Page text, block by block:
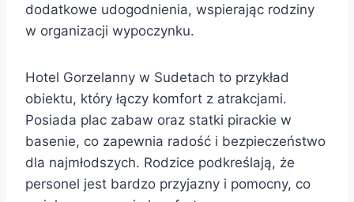
dodatkowe udogodnienia, wspierając rodziny
w organizacji wypoczynku.
Hotel Gorzelanny w Sudetach to przykład
obiektu, który łączy komfort z atrakcjami.
Posiada plac zabaw oraz statki pirackie w
basenie, co zapewnia radość i bezpieczeństwo
dla najmłodszych. Rodzice podkreślają, że
personel jest bardzo przyjazny i pomocny, co